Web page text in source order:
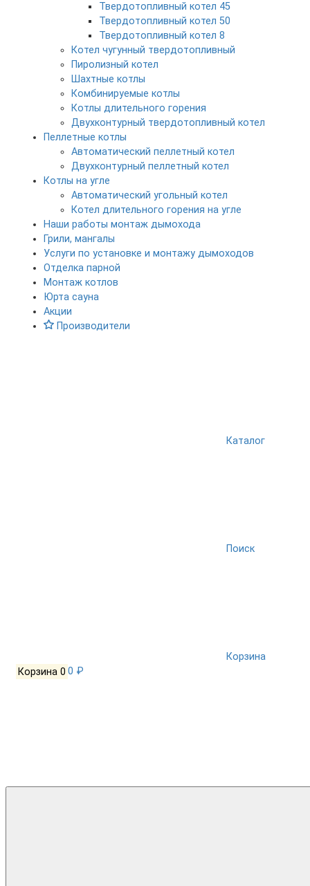
Твердотопливный котел 45
Твердотопливный котел 50
Твердотопливный котел 8
Котел чугунный твердотопливный
Пиролизный котел
Шахтные котлы
Комбинируемые котлы
Котлы длительного горения
Двухконтурный твердотопливный котел
Пеллетные котлы
Автоматический пеллетный котел
Двухконтурный пеллетный котел
Котлы на угле
Автоматический угольный котел
Котел длительного горения на угле
Наши работы монтаж дымохода
Грили, мангалы
Услуги по установке и монтажу дымоходов
Отделка парной
Монтаж котлов
Юрта сауна
Акции
Производители
Каталог
Поиск
Корзина
Корзина 0 0 ₽